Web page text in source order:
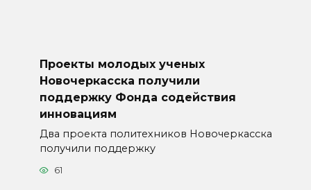
Проекты молодых ученых
Новочеркасска получили
поддержку Фонда содействия
инновациям
Два проекта политехников Новочеркасска
получили поддержку
61